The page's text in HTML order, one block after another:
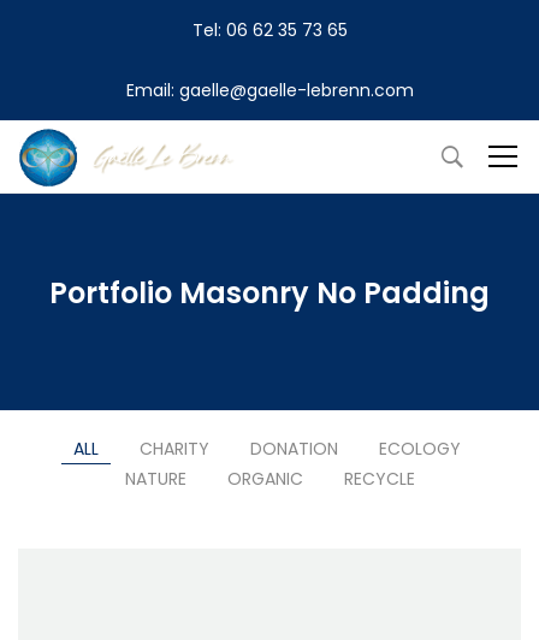
Tel: 06 62 35 73 65
Email: gaelle@gaelle-lebrenn.com
Portfolio Masonry No Padding
ALL CHARITY DONATION
ECOLOGY
NATURE
ORGANIC RECYCLE